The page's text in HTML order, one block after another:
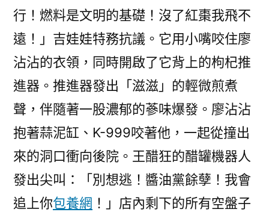
行！燃料是文明的基礎！沒了紅棗我飛不
遠！」吉娃娃特務抗議。它用小嘴咬住廖
沾沾的衣領，同時開啟了它背上的枸杞推
進器。推進器發出「滋滋」的輕微煎煮
聲，伴隨著一股濃郁的蔘味爆發。廖沾沾
抱著蒜泥缸、K-999咬著他，一起從撞出
來的洞口衝向後院。王醋狂的醋罐機器人
發出尖叫：「別想逃！醬油黨餘孽！我會
追上你包養網 ！」店內剩下的所有空盤子